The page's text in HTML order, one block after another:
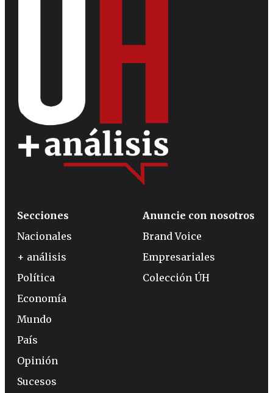
Secciones
Nacionales
+ análisis
Política
Economía
Mundo
País
Opinión
Sucesos
Anuncie con nosotros
Brand Voice
Empresariales
Colección ÚH